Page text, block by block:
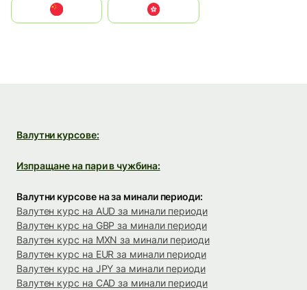
中國香港特別行政區
Валутни курсове:
Изпращане на пари в чужбина:
Валутни курсове на за минали периоди:
Валутен курс на AUD за минали периоди
Валутен курс на GBP за минали периоди
Валутен курс на MXN за минали периоди
Валутен курс на EUR за минали периоди
Валутен курс на JPY за минали периоди
Валутен курс на CAD за минали периоди